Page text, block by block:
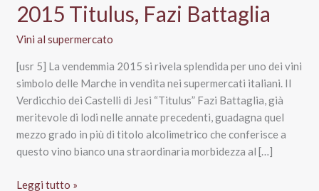
2015 Titulus, Fazi Battaglia
Vini al supermercato
[usr 5] La vendemmia 2015 si rivela splendida per uno dei vini
simbolo delle Marche in vendita nei supermercati italiani. Il
Verdicchio dei Castelli di Jesi “Titulus” Fazi Battaglia, già
meritevole di lodi nelle annate precedenti, guadagna quel
mezzo grado in più di titolo alcolimetrico che conferisce a
questo vino bianco una straordinaria morbidezza al […]
Verdicchio
Leggi tutto »